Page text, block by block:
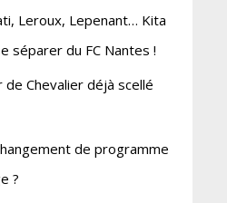
Leroux, Lepenant… Kita
séparer du FC Nantes !
de Chevalier déjà scellé
de programme
?